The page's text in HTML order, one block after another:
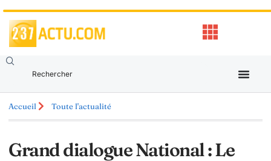
Accueil Toute l'actualité
Grand dialogue National : Le